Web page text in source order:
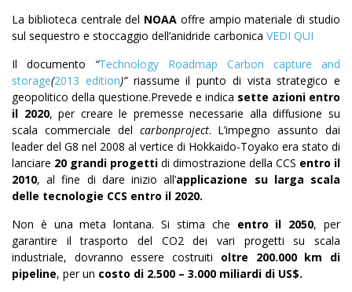
La biblioteca centrale del NOAA offre ampio materiale di studio
sul sequestro e stoccaggio dell’anidride carbonica VEDI QUI
Il documento “Technology Roadmap Carbon capture and
storage(2013 edition)” riassume il punto di vista strategico e
geopolitico della questione.Prevede e indica sette azioni entro
il 2020, per creare le premesse necessarie alla diffusione su
scala commerciale del carbonproject. L’impegno assunto dai
leader del G8 nel 2008 al vertice di Hokkaido-Toyako era stato di
lanciare 20 grandi progetti di dimostrazione della CCS entro il
2010, al fine di dare inizio all’applicazione su larga scala
delle tecnologie CCS entro il 2020.
Non è una meta lontana. Si stima che entro il 2050, per
garantire il trasporto del CO2 dei vari progetti su scala
industriale, dovranno essere costruiti oltre 200.000 km di
pipeline, per un costo di 2.500 – 3.000 miliardi di US$.